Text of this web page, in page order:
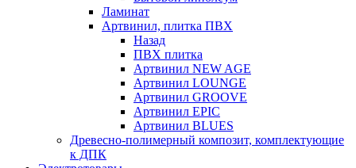
Ламинат
Артвинил, плитка ПВХ
Назад
ПВХ плитка
Артвинил NEW AGE
Артвинил LOUNGE
Артвинил GROOVE
Артвинил EPIC
Артвинил BLUES
Древесно-полимерный композит, комплектующие
к ДПК